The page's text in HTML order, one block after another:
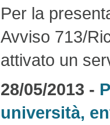
Per la
Avviso 713/
attivato un
28/05/2013 -
università,